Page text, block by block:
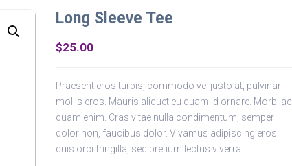
Long Sleeve Tee
$25.00
Praesent eros turpis, commodo vel justo at, pulvinar
mollis eros. Mauris aliquet eu quam id ornare. Morbi ac
quam enim. Cras vitae nulla condimentum, semper
dolor non, faucibus dolor. Vivamus adipiscing eros
quis orci fringilla, sed pretium lectus viverra.